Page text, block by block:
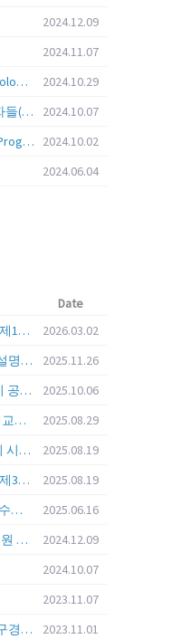
2024.12.09
2024.11.07
Call for Applications: 2024 Korea Technology Advisory Group (K-TAG)
2024.10.29
[KIRD] 해외 학위/포닥 후 귀국한 연구자들(학교, 출연(연), 기업)의 경력개발 경험 공유 줌 세미나 안내
2024.10.07
Brain Pool (BP) & Brain Pool Plus (BP+) Programs
2024.10.02
2024.06.04
Date
[한국과학기술연구원(KIST)] 2026년도 제1차 연구부문 공개채용 안내
2026.03.02
[KOTRA] 12월 14일(일) 채용상담회 및 설명회를 안내
2025.11.26
DGIST 2025년도 제3차 전임직교원 상시 공개초빙 공고
2025.10.06
2026학년도 전기 고려대학교 연구중점교수 초빙 공고
2025.08.29
연세대학교 첨단융합공학부 "모빌리티 시스템 전 분야" 전임교원 특별채용 (2026년 9월 1일자 임용 예정)
2025.08.19
[한국과학기술연구원(KIST)] 2025년도 제3차 연구부문 공개채용 안내
2025.08.19
서울과학기술대학교 2025년 제 1차 교수초빙 (교육공무원 일반공개채용) 공고
2025.06.16
DGIST 「2025년 대학원 MD-PhD 전임교원 공개초빙」
2024.12.09
2024.10.07
2023.11.07
2023년 하반기 전임교원 공개 초빙-대구경북과학기술원 (DGIST)
2023.11.01